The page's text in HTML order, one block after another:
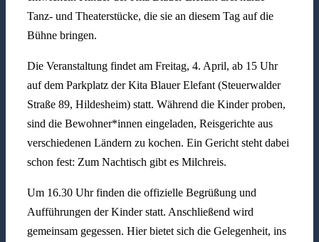
Tanz- und Theaterstücke, die sie an diesem Tag auf die
Bühne bringen.
Die Veranstaltung findet am Freitag, 4. April, ab 15 Uhr
auf dem Parkplatz der Kita Blauer Elefant (Steuerwalder
Straße 89, Hildesheim) statt. Während die Kinder proben,
sind die Bewohner*innen eingeladen, Reisgerichte aus
verschiedenen Ländern zu kochen. Ein Gericht steht dabei
schon fest: Zum Nachtisch gibt es Milchreis.
Um 16.30 Uhr finden die offizielle Begrüßung und
Aufführungen der Kinder statt. Anschließend wird
gemeinsam gegessen. Hier bietet sich die Gelegenheit, ins